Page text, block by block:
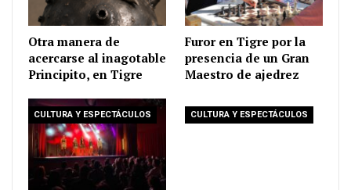
Otra manera de
acercarse al inagotable
Principito, en Tigre
Furor en Tigre por la
presencia de un Gran
Maestro de ajedrez
CULTURA Y ESPECTÁCULOS CULTURA Y ESPECTÁCULOS